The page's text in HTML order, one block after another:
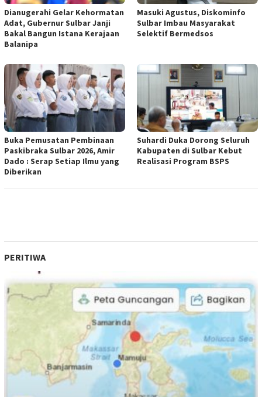
Dianugerahi Gelar Kehormatan
Adat, Gubernur Sulbar Janji
Bakal Bangun Istana Kerajaan
Balanipa
Masuki Agustus, Diskominfo
Sulbar Imbau Masyarakat
Selektif Bermedsos
Buka Pemusatan Pembinaan
Paskibraka Sulbar 2026, Amir
Dado : Serap Setiap Ilmu yang
Diberikan
Suhardi Duka Dorong Seluruh
Kabupaten di Sulbar Kebut
Realisasi Program BSPS
PERITIWA